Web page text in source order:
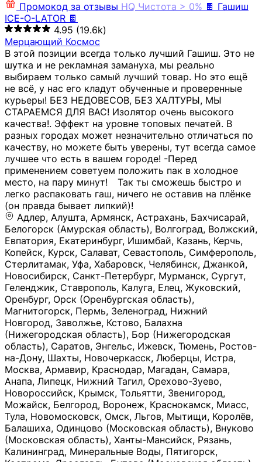
Промокод за отзывы HQ Чистота > 0% 🍫 Гашиш
ICE-O-LATOR 🍫
4.95 (19.6k)
Мерцающий Космос
В этой позиции всегда только лучший Гашиш. Это не
шутка и не рекламная замануха, мы реально
выбираем только самый лучший товар. Но это ещё
не всё, у нас его кладут обученные и проверенные
курьеры! БЕЗ НЕДОВЕСОВ, БЕЗ ХАЛТУРЫ, МЫ
СТАРАЕМСЯ ДЛЯ ВАС! Изолятор очень высокого
качества!. Эффект на уровне топовых печатей. В
разных городах может незначительно отличаться по
качеству, но можете быть уверены, тут всегда самое
лучшее что есть в вашем городе! -Перед
применением советуем положить пак в холодное
место, на пару минут!⠀ Так ты сможешь быстро и
легко распаковать гаш, ничего не оставив на плёнке
(он правда бывает липкий)!
Адлер, Алушта, Армянск, Астрахань, Бахчисарай,
Белогорск (Амурская область), Волгоград, Волжский,
Евпатория, Екатеринбург, Ишимбай, Казань, Керчь,
Копейск, Курск, Салават, Севастополь, Симферополь,
Стерлитамак, Уфа, Хабаровск, Челябинск, Джанкой,
Новосибирск, Санкт-Петербург, Мурманск, Сургут,
Геленджик, Ставрополь, Калуга, Елец, Жуковский,
Оренбург, Орск (Оренбургская область),
Магнитогорск, Пермь, Зеленоград, Нижний
Новгород, Заволжье, Кстово, Балахна
(Нижегородская область), Бор (Нижегородская
область), Саратов, Энгельс, Ижевск, Тюмень, Ростов-
на-Дону, Шахты, Новочеркасск, Люберцы, Истра,
Москва, Армавир, Краснодар, Магадан, Самара,
Анапа, Липецк, Нижний Тагил, Орехово-Зуево,
Новороссийск, Крымск, Тольятти, Звенигород,
Можайск, Белгород, Воронеж, Краснокамск, Миасс,
Тула, Новомосковск, Омск, Льгов, Мытищи, Королёв,
Балашиха, Одинцово (Московская область), Внуково
(Московская область), Ханты-Мансийск, Рязань,
Калининград, Минеральные Воды, Пятигорск,